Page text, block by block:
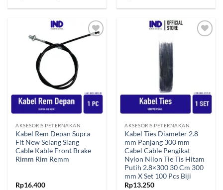
Rp46.400
Rp60.000
Tambahkan
AKSESORIS PETERNAKAN
Kabel Rem Depan Supra
Fit New Selang Slang
Cable Kable Front Brake
Rimm Rim Remm
Rp16.400
AKSESORIS PETERNAKAN
Kabel Ties Diameter 2.8
mm Panjang 300 mm
Cabel Cable Pengikat
Nylon Nilon Tie Tis Hitam
Putih 2.8×300 30 Cm 300
mm X Set 100 Pcs Biji
Rp13.250